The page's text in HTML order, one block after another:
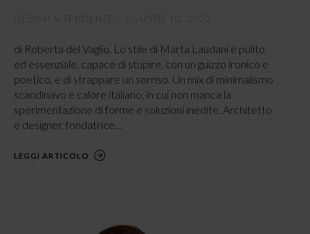
di Roberta del Vaglio. Lo stile di Marta Laudani è pulito
ed essenziale, capace di stupire, con un guizzo ironico e
poetico, e di strappare un sorriso. Un mix di minimalismo
scandinavo e calore italiano, in cui non manca la
sperimentazione di forme e soluzioni inedite. Architetto
e designer, fondatrice…
LEGGI ARTICOLO